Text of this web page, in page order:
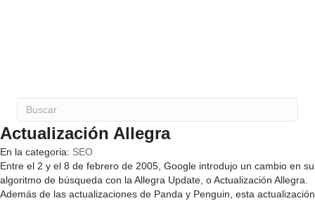
Actualización Allegra
En la categoria: SEO
Entre el 2 y el 8 de febrero de 2005, Google introdujo un cambio en su
algoritmo de búsqueda con la Allegra Update, o Actualización Allegra.
Además de las actualizaciones de Panda y Penguin, esta actualización